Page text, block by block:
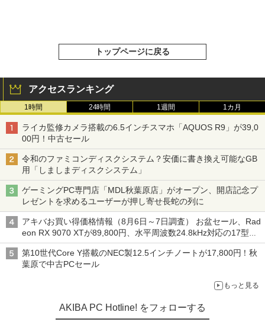
トップページに戻る
アクセスランキング
1時間 24時間 1週間 1カ月
ライカ監修カメラ搭載の6.5インチスマホ「AQUOS R9」が39,0
00円！中古セール
令和のファミコンディスクシステム？安価に書き換え可能なGB
用「しましまディスクシステム」
ゲーミングPC専門店「MDL秋葉原店」がオープン、開店記念プ
レゼントを求めるユーザーが押し寄せ長蛇の列に
アキバお買い得価格情報（8月6日～7日調査） お盆セール、Rad
eon RX 9070 XTが89,800円、水平周波数24.8kHz対応の17型モ
ニターが9,801円、暑さ指数連動セール ほか
第10世代Core Y搭載のNEC製12.5インチノートが17,800円！秋
葉原で中古PCセール
もっと見る
AKIBA PC Hotline! をフォローする